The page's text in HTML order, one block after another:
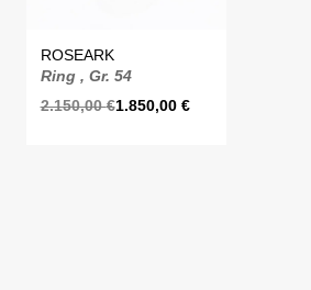
ROSEARK
Ring , Gr. 54
2.150,00€1.850,00 €